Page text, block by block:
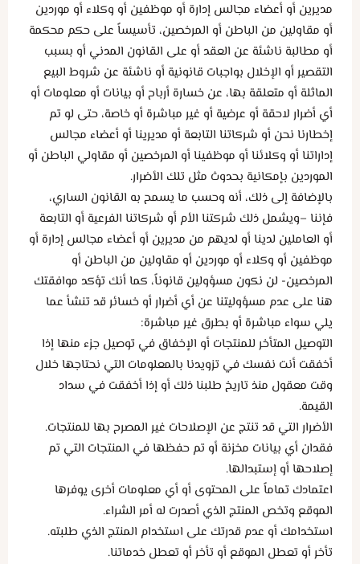
مديرين أو أعضاء مجالس إدارة أو موظفين أو وكلاء أو موردين
أو مقاولين من الباطن أو المرخصين، تأسيساً على حكم محكمة
أو مطالبة ناشئة عن العقد أو على القانون المدني أو بسبب
التقصير أو الإخلال بواجبات قانونية أو ناشئة عن شروط البيع
الماثلة أو متعلقة بها، عن خسارة أرباح أو بيانات أو معلومات أو
أي أضرار لاحقة أو عرضية أو غير مباشرة أو خاصة، حتى لو تم
إخطارنا نحن أو شركاتنا التابعة أو مديرينا أو أعضاء مجالس
إداراتنا أو وكلائنا أو موظفينا أو المرخصين أو مقاولي الباطن أو
الموردين بإمكانية بحدوث مثل تلك الأضرار.
بالإضافة إلى ذلك، أنه وحسب ما يسمح به القانون الساري،
فإننا –ويشمل ذلك شركتنا الأم أو شركاتنا الفرعية أو التابعة
أو العاملين لدينا أو لديهم من مديرين أو أعضاء مجالس إدارة أو
موظفين أو وكلاء أو موردين أو مقاولين من الباطن أو
المرخصين- لن نكون مسؤولين قانوناً، كما أنك تؤكد موافقتك
هنا على عدم مسؤوليتنا عن أي أضرار أو خسائر قد تنشأ عما
يلي سواء مباشرة أو بطرق غير مباشرة:
التوصيل المتأخر للمنتجات أو الإخفاق في توصيل جزء منها إذا
أخفقت أنت نفسك في تزويدنا بالمعلومات التي نحتاجها خلال
وقت معقول منذ تاريخ طلبنا ذلك أو إذا أخفقت في سداد
القيمة.
الأضرار التي قد تنتج عن الإصلاحات غير المصرح بها للمنتجات.
فقدان أي بيانات مخزنة أو تم حفظها في المنتجات التي تم
إصلاحها أو إستبدالها.
اعتمادك تماماً على المحتوى أو أي معلومات أخرى يوفرها
الموقع وتخص المنتج الذي أصدرت له أمر الشراء.
استخدامك أو عدم قدرتك على استخدام المنتج الذي طلبته.
تأخر أو تعطل الموقع أو تأخر أو تعطل خدماتنا.